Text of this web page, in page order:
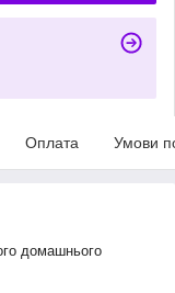
Оплата Умови
домашнього